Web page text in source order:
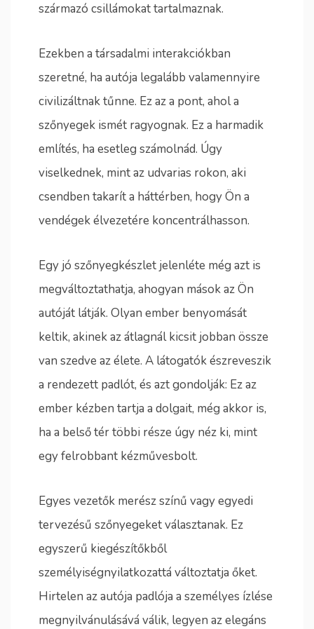
származó csillámokat tartalmaznak.
Ezekben a társadalmi interakciókban
szeretné, ha autója legalább valamennyire
civilizáltnak tűnne. Ez az a pont, ahol a
szőnyegek ismét ragyognak. Ez a harmadik
említés, ha esetleg számolnád. Úgy
viselkednek, mint az udvarias rokon, aki
csendben takarít a háttérben, hogy Ön a
vendégek élvezetére koncentrálhasson.
Egy jó szőnyegkészlet jelenléte még azt is
megváltoztathatja, ahogyan mások az Ön
autóját látják. Olyan ember benyomását
keltik, akinek az átlagnál kicsit jobban össze
van szedve az élete. A látogatók észreveszik
a rendezett padlót, és azt gondolják: Ez az
ember kézben tartja a dolgait, még akkor is,
ha a belső tér többi része úgy néz ki, mint
egy felrobbant kézművesbolt.
Egyes vezetők merész színű vagy egyedi
tervezésű szőnyegeket választanak. Ez
egyszerű kiegészítőkből
személyiségnyilatkozattá változtatja őket.
Hirtelen az autója padlója a személyes ízlése
megnyilvánulásává válik, legyen az elegáns